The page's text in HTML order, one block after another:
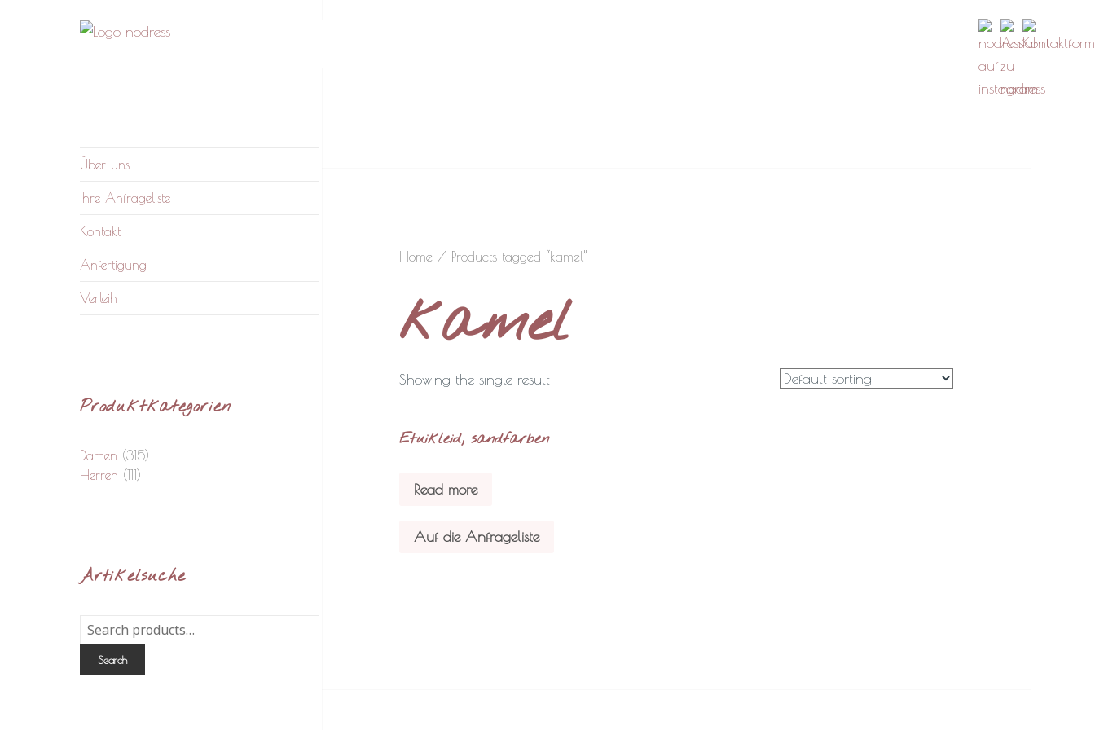
Über uns
Ihre Anfrageliste
Kontakt
Anfertigung
Verleih
Produktkategorien
Damen (315)
Herren (111)
Artikelsuche
Search
for:
Search
Home / Products tagged “kamel”
kamel
Showing the single result
Etuikleid, sandfarben
Read more
Auf die Anfrageliste